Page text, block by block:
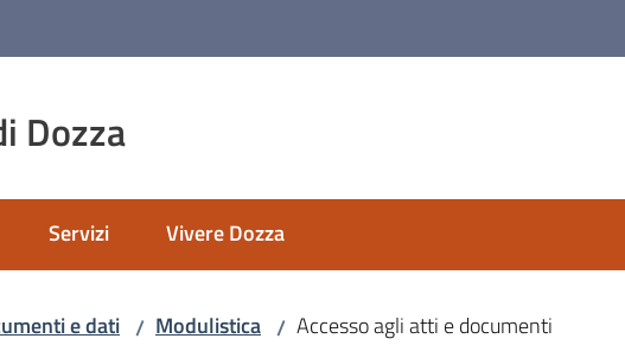
Dozza
Servizi Vivere Dozza
e dati / Modulistica / Accesso agli atti e documenti